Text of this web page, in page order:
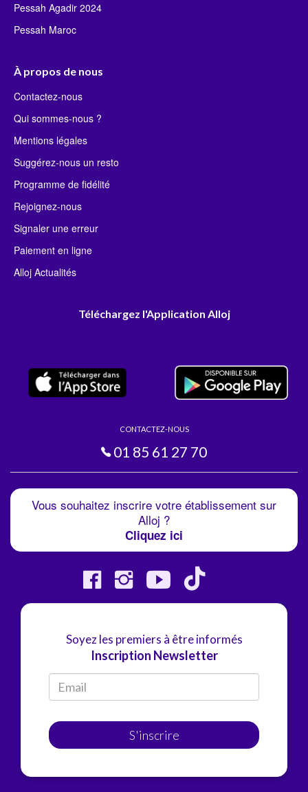
Pessah Agadir 2024
Pessah Maroc
À propos de nous
Contactez-nous
Qui sommes-nous ?
Mentions légales
Suggérez-nous un resto
Programme de fidélité
Rejoignez-nous
Signaler une erreur
Paiement en ligne
Alloj Actualités
Téléchargez l'Application Alloj
CONTACTEZ-NOUS
01 85 61 27 70
Vous souhaitez inscrire votre établissement sur
Alloj ?
Cliquez ici
Soyez les premiers à être informés
Inscription Newsletter
S'inscrire